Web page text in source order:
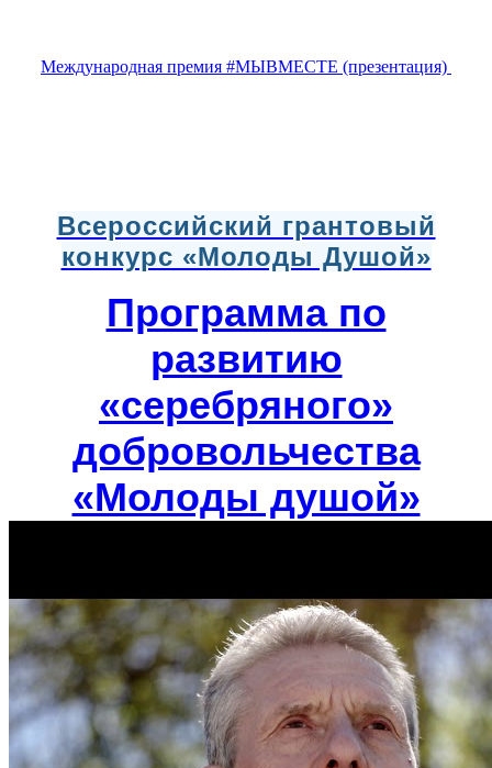
Международная премия #МЫВМЕСТЕ (презентация)
Всероссийский грантовый
конкурс «Молоды Душой»
Программа по
развитию
«серебряного»
добровольчества
«Молоды душой»